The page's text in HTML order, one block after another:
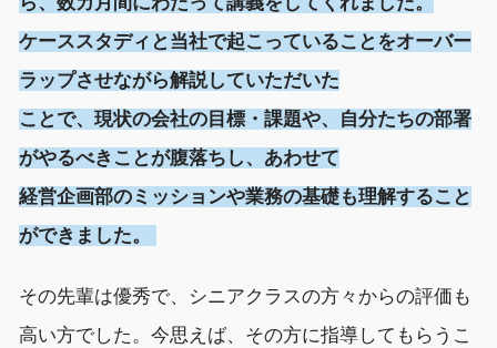
ケーススタディと当社で起こっていることをオーバー
ラップさせながら解説していただいた
ことで、 現状の会社の 目標 ・ 課題や、
自分たちの部署
がやるべきことが腹落ち し、 あわせて
経営企画部の ミッションや業務の基礎も理解すること
ができました。
その先輩は優秀で、シニアクラスの方々 からの評価も
高い方でした。 今思えば、その方に指導してもらうこ